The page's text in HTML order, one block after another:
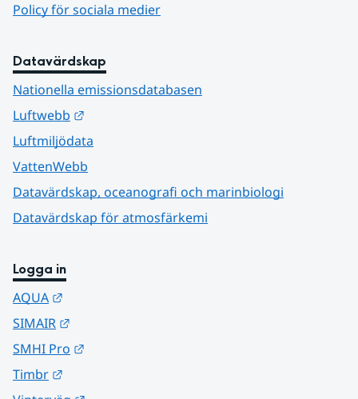
Policy för sociala medier
Datavärdskap
Nationella emissionsdatabasen
Luftwebb
Luftmiljödata
VattenWebb
Datavärdskap, oceanografi och marinbiologi
Datavärdskap för atmosfärkemi
Logga in
AQUA
SIMAIR
SMHI Pro
Timbr